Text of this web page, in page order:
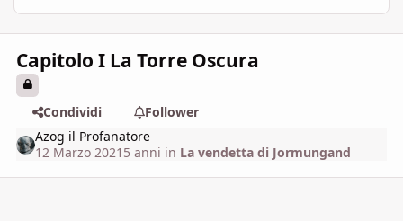
Capitolo I La Torre Oscura
Condividi
Follower
Azog il Profanatore
12 Marzo 2021 5 anni in La vendetta di Jormungand